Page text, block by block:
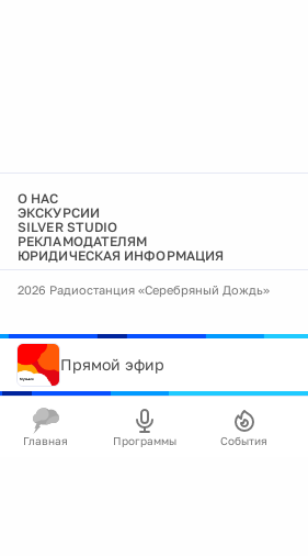
О НАС
ЭКСКУРСИИ
SILVER STUDIO
РЕКЛАМОДАТЕЛЯМ
ЮРИДИЧЕСКАЯ ИНФОРМАЦИЯ
2026 Радиостанция «Серебряный Дождь»
Прямой эфир
Главная Программы События